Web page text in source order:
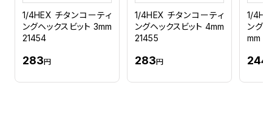
1/4HEX チタンコーティ
ングヘックスビット 3mm
21454
283円
1/4HEX チタンコーティ
ングヘックスビット 4mm
21455
283円
1/
ング
mm
244